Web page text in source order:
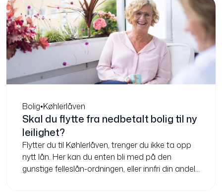
Bolig•Køhlerlåven
Skal du flytte fra nedbetalt bolig til ny
leilighet?
Flytter du til Køhlerlåven, trenger du ikke ta opp
nytt lån. Her kan du enten bli med på den
gunstige felleslån-ordningen, eller innfri din andel